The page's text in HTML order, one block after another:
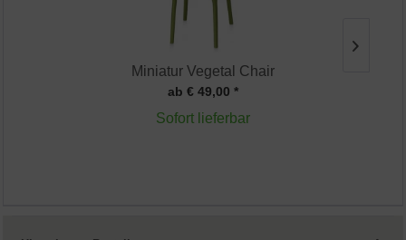
Miniatur Vegetal Chair
ab € 49,00 *
Sofort lieferbar